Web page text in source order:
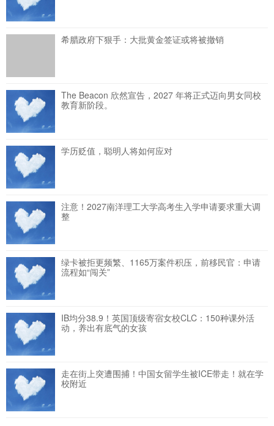
希腊政府下狠手：大批黄金签证或将被撤销
The Beacon 欣然宣告，2027 年将正式迈向男女同校
教育新阶段。
学历贬值，聪明人将如何应对
注意！2027南洋理工大学高考生入学申请要求重大调
整
绿卡被拒更频繁、1165万案件积压，前移民官：申请
流程如“闯关”
IB均分38.9！英国顶级寄宿女校CLC：150种课外活
动，养出有底气的女孩
走在街上突遭围捕！中国女留学生被ICE带走！就在学
校附近